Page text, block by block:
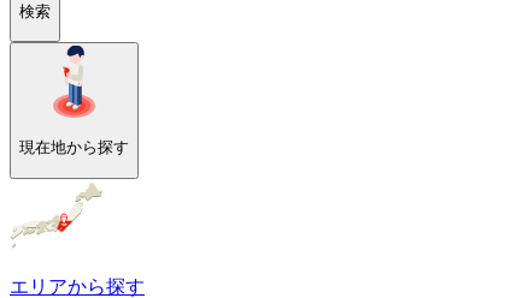
検索
現在地から探す
エリアから探す